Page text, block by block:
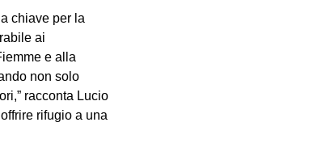
chiave per la
ai
e alla
non solo
racconta Lucio
rifugio a una